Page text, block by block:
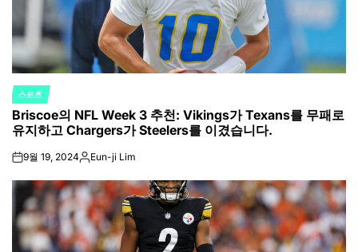
POSTED
IN
스포츠
Briscoe의 NFL Week 3 추천: Vikings가 Texans를 무패로
유지하고 Chargers가 Steelers를 이겼습니다.
on9월 19, 2024Posted
Eun-ji Lim